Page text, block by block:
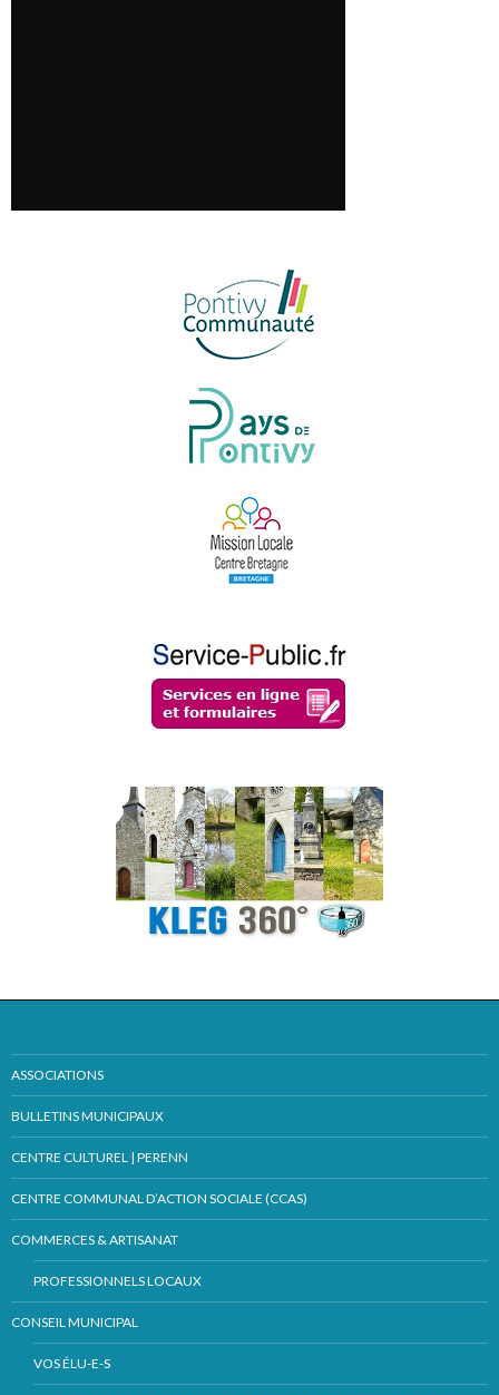
ASSOCIATIONS
BULLETINS MUNICIPAUX
CENTRE CULTUREL | PERENN
CENTRE COMMUNAL D’ACTION SOCIALE (CCAS)
COMMERCES & ARTISANAT
PROFESSIONNELS LOCAUX
CONSEIL MUNICIPAL
VOS ÉLU-E-S